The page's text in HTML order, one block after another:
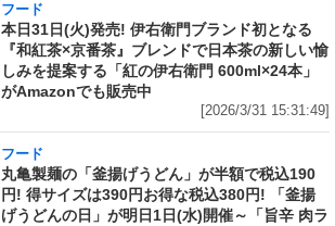
フード
本日31日(火)発売! 伊右衛門ブランド初となる
『和紅茶×京番茶』ブレンドで日本茶の新しい愉
しみを提案する「紅の伊右衛門 600ml×24本」
がAmazonでも販売中
[2026/3/31 15:31:49]
フード
丸亀製麺の「釜揚げうどん」が半額で税込190
円! 得サイズは390円お得な税込380円! 「釜揚
げうどんの日」が明日1日(水)開催～「旨辛 肉ラ